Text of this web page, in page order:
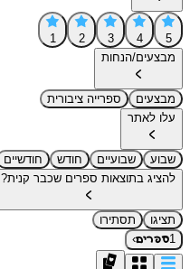
5
4
3
2
1
מבצעים/הנחות
מבצעים
ספרייה ציבורית
עלו לאתר
שבוע שבועיים חודש
חודשיים
להציג בתוצאות ספרים שכבר קנית?
תציגו
תסתירו
1ספרים›